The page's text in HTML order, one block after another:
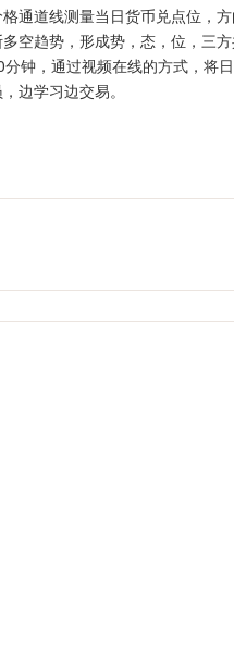
通道线测量当日货币兑点位，
空趋势，形成势，态，位，三
分钟，通过视频在线的方式，将
边学习边交易。